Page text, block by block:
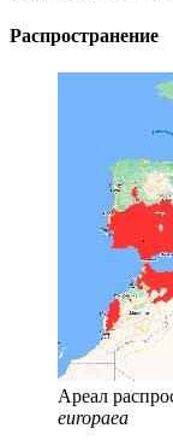
Распространение
Ареал
europaea